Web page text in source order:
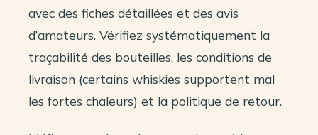
avec des fiches détaillées et des avis
d’amateurs. Vérifiez systématiquement la
traçabilité des bouteilles, les conditions de
livraison (certains whiskies supportent mal
les fortes chaleurs) et la politique de retour.